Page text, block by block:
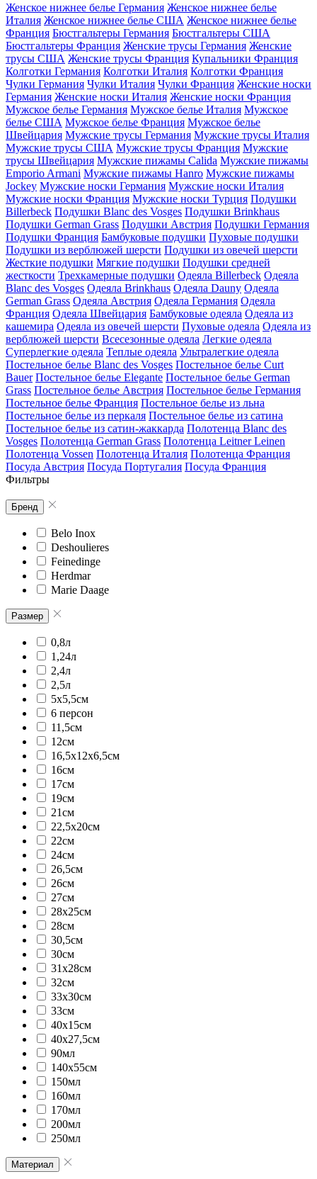
Женское нижнее белье Германия Женское нижнее белье
Италия Женское нижнее белье США Женское нижнее белье
Франция Бюстгальтеры Германия Бюстгальтеры США
Бюстгальтеры Франция Женские трусы Германия Женские
трусы США Женские трусы Франция Купальники Франция
Колготки Германия Колготки Италия Колготки Франция
Чулки Германия Чулки Италия Чулки Франция Женские носки
Германия Женские носки Италия Женские носки Франция
Мужское белье Германия Мужское белье Италия Мужское
белье США Мужское белье Франция Мужское белье
Швейцария Мужские трусы Германия Мужские трусы Италия
Мужские трусы США Мужские трусы Франция Мужские
трусы Швейцария Мужские пижамы Calida Мужские пижамы
Emporio Armani Мужские пижамы Hanro Мужские пижамы
Jockey Мужские носки Германия Мужские носки Италия
Мужские носки Франция Мужские носки Турция Подушки
Billerbeck Подушки Blanc des Vosges Подушки Brinkhaus
Подушки German Grass Подушки Австрия Подушки Германия
Подушки Франция Бамбуковые подушки Пуховые подушки
Подушки из верблюжей шерсти Подушки из овечей шерсти
Жесткие подушки Мягкие подушки Подушки средней
жесткости Трехкамерные подушки Одеяла Billerbeck Одеяла
Blanc des Vosges Одеяла Brinkhaus Одеяла Dauny Одеяла
German Grass Одеяла Австрия Одеяла Германия Одеяла
Франция Одеяла Швейцария Бамбуковые одеяла Одеяла из
кашемира Одеяла из овечей шерсти Пуховые одеяла Одеяла из
верблюжей шерсти Всесезонные одеяла Легкие одеяла
Суперлегкие одеяла Теплые одеяла Ультралегкие одеяла
Постельное белье Blanc des Vosges Постельное белье Curt
Bauer Постельное белье Elegante Постельное белье German
Grass Постельное белье Австрия Постельное белье Германия
Постельное белье Франция Постельное белье из льна
Постельное белье из перкаля Постельное белье из сатина
Постельное белье из сатин-жаккарда Полотенца Blanc des
Vosges Полотенца German Grass Полотенца Leitner Leinen
Полотенца Vossen Полотенца Италия Полотенца Франция
Посуда Австрия Посуда Португалия Посуда Франция
Фильтры
Бренд
Belo Inox
Deshoulieres
Feinedinge
Herdmar
Marie Daage
Размер
0,8л
1,24л
2,4л
2,5л
5x5,5см
6 персон
11,5см
12см
16,5x12x6,5см
16см
17см
19см
21см
22,5x20см
22см
24см
26,5см
26см
27см
28x25см
28см
30,5см
30см
31x28см
32см
33x30см
33см
40x15см
40x27,5см
90мл
140x55см
150мл
160мл
170мл
200мл
250мл
Материал